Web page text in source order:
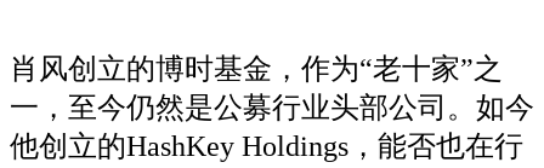
肖风创立的博时基金，作为“老十家”之
一，至今仍然是公募行业头部公司。如今
他创立的HashKey Holdings，能否也在行